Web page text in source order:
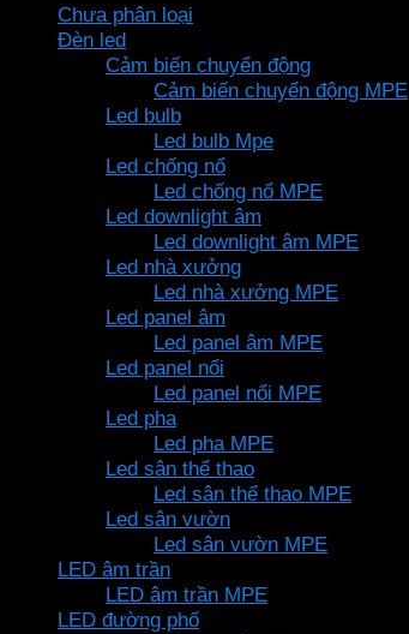
12.384.800 ₫.
Chưa phân loại
Đèn led
Cảm biến chuyển động
Cảm biến chuyển động MPE
Led bulb
Led bulb Mpe
Led chống nổ
Led chống nổ MPE
Led downlight âm
Led downlight âm MPE
Led nhà xưởng
Led nhà xưởng MPE
Led panel âm
Led panel âm MPE
Led panel nổi
Led panel nổi MPE
Led pha
Led pha MPE
Led sân thể thao
Led sân thể thao MPE
Led sân vườn
Led sân vườn MPE
LED âm trần
LED âm trần MPE
LED đường phố